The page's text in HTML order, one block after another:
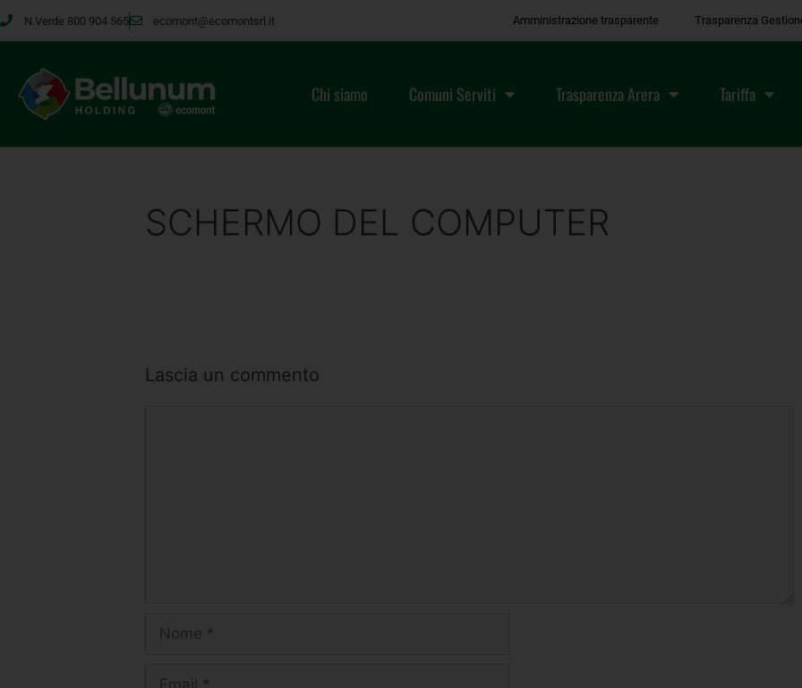
N.Verde 800 904 565 ecomont@ecomontsrl.it Amministrazione trasparente Trasparenza
Chi siamo Comuni Serviti Trasparenza Arera Tariffa
SCHERMO DEL COMPUTER
Lascia un commento